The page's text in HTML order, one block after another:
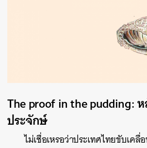
The proof in the pudding:
ประจักษ์
ไม่เชื่อเหรอว่าประเทศไทยขับเคลื่
ค้นหา
SHARE TWEET LINE